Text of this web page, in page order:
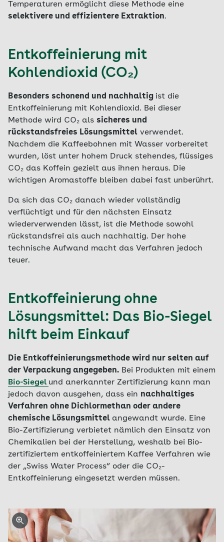
Temperaturen ermöglicht diese Methode eine
selektivere und effizientere Extraktion.
Entkoffeinierung mit
Kohlendioxid (CO₂)
Besonders schonend und nachhaltig ist die
Entkoffeinierung mit Kohlendioxid. Bei dieser
Methode wird CO₂ als sicheres und
rückstandsfreies Lösungsmittel verwendet.
Nachdem die Kaffeebohnen mit Wasser vorbereitet
wurden, löst unter hohem Druck stehendes, flüssiges
CO₂ das Koffein gezielt aus ihnen heraus. Die
wichtigen Aromastoffe bleiben dabei fast unberührt.
Da sich das CO₂ danach wieder vollständig
verflüchtigt und für den nächsten Einsatz
wiederverwenden lässt, ist die Methode sowohl
rückstandsfrei als auch nachhaltig. Der hohe
technische Aufwand macht das Verfahren jedoch
teuer.
Entkoffeinierung ohne
Lösungsmittel: Das Bio-Siegel
hilft beim Einkauf
Die Entkoffeinierungsmethode wird nur selten auf
der Verpackung angegeben. Bei Produkten mit einem
Bio-Siegel und anerkannter Zertifizierung kann man
jedoch davon ausgehen, dass ein nachhaltiges
Verfahren ohne Dichlormethan oder andere
chemische Lösungsmittel angewandt wurde. Eine
Bio-Zertifizierung verbietet nämlich den Einsatz von
Chemikalien bei der Herstellung, weshalb bei Bio-
zertifiziertem entkoffeiniertem Kaffee Verfahren wie
der „Swiss Water Process“ oder die CO₂-
Entkoffeinierung eingesetzt werden müssen.